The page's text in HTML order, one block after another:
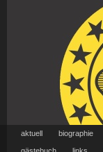
aktuell biographie